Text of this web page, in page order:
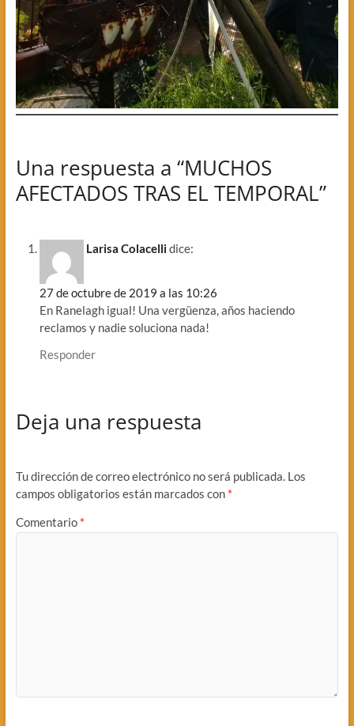
Una respuesta a “MUCHOS
AFECTADOS TRAS EL TEMPORAL”
Larisa Colacellidice:
27 de octubre de 2019 a las 10:26
En Ranelagh igual! Una vergüenza, años haciendo
reclamos y nadie soluciona nada!
Responder
Deja una respuesta
Tu dirección de correo electrónico no será publicada. Los
campos obligatorios están marcados con *
Comentario *